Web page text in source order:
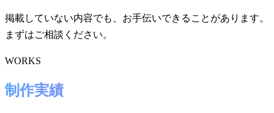
掲載していない内容でも、お手伝いできることがあります。
まずはご相談ください。
WORKS
制作実績